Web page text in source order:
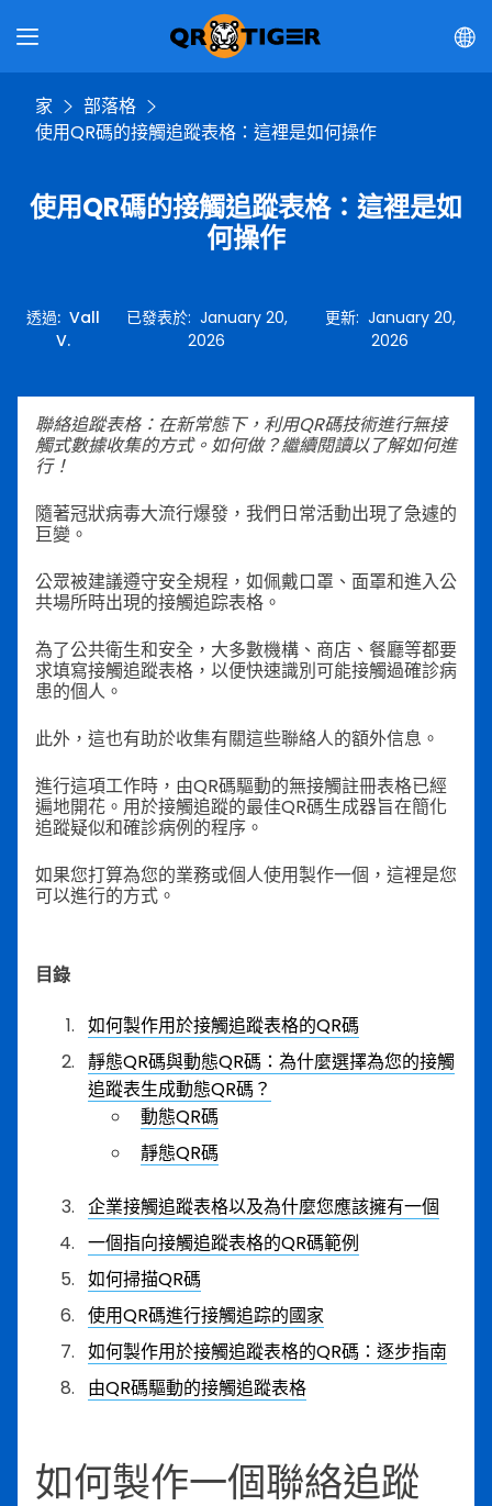
家
部落格
使用QR碼的接觸追蹤表格：這裡是如何操作
使用QR碼的接觸追蹤表格：這裡是如
何操作
透過: Vall
V.
已發表於: January 20,
2026
更新: January 20,
2026
聯絡追蹤表格：在新常態下，利用QR碼技術進行無接
觸式數據收集的方式。如何做？繼續閱讀以了解如何進
行！
隨著冠狀病毒大流行爆發，我們日常活動出現了急遽的
巨變。
公眾被建議遵守安全規程，如佩戴口罩、面罩和進入公
共場所時出現的接觸追踪表格。
為了公共衛生和安全，大多數機構、商店、餐廳等都要
求填寫接觸追蹤表格，以便快速識別可能接觸過確診病
患的個人。
此外，這也有助於收集有關這些聯絡人的額外信息。
進行這項工作時，由QR碼驅動的無接觸註冊表格已經
遍地開花。用於接觸追蹤的最佳QR碼生成器旨在簡化
追蹤疑似和確診病例的程序。
如果您打算為您的業務或個人使用製作一個，這裡是您
可以進行的方式。
目錄
如何製作用於接觸追蹤表格的QR碼
靜態QR碼與動態QR碼：為什麼選擇為您的接觸
追蹤表生成動態QR碼？
動態QR碼
靜態QR碼
企業接觸追蹤表格以及為什麼您應該擁有一個
一個指向接觸追蹤表格的QR碼範例
如何掃描QR碼
使用QR碼進行接觸追踪的國家
如何製作用於接觸追蹤表格的QR碼：逐步指南
由QR碼驅動的接觸追蹤表格
如何製作一個聯絡追蹤